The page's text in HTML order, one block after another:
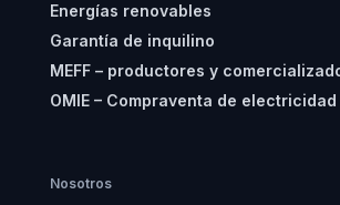
Energías renovables
Garantía de inquilino
MEFF – productores y
OMIE – Compraventa de electricidad
Nosotros